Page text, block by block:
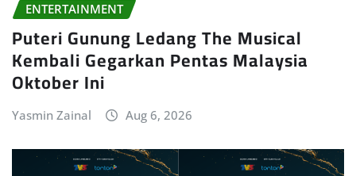
ENTERTAINMENT
Puteri Gunung Ledang The Musical
Kembali Gegarkan Pentas Malaysia
Oktober Ini
Yasmin Zainal Aug 6, 2026